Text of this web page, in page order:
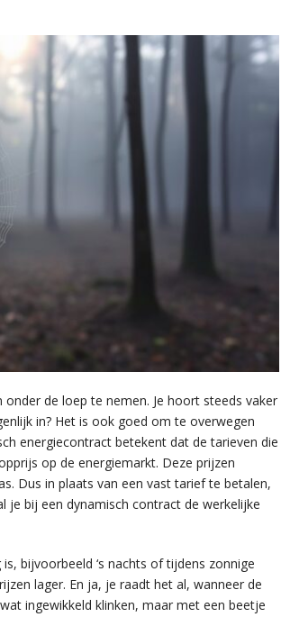
de loep te nemen. Je hoort steeds vaker
in? Het is ook goed om te overwegen
energiecontract betekent dat de tarieven die
op de energiemarkt. Deze prijzen
Dus in plaats van een vast tarief te betalen,
bij een dynamisch contract de werkelijke
bijvoorbeeld ‘s nachts of tijdens zonnige
lager. En ja, je raadt het al, wanneer de
ingewikkeld klinken, maar met een beetje